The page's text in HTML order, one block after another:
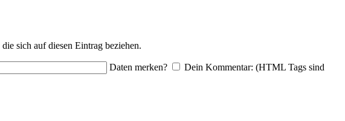
sich auf diesen Eintrag beziehen.
Daten merken? Dein Kommentar: (HTML Tags sind